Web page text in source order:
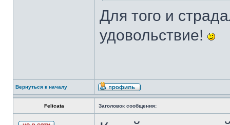
Для того и
удовольствие!
Вернуться к началу
Felicata Заголовок сообщения: